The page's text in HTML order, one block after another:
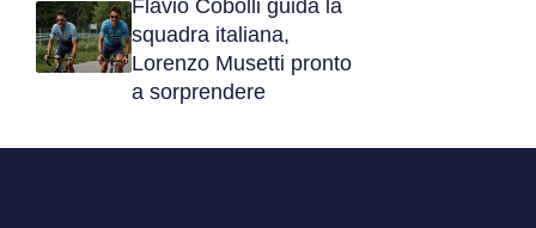
Flavio Cobolli guida la
squadra italiana,
Lorenzo Musetti pronto
a sorprendere